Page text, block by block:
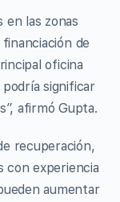
en las zonas
de
oficina
significar
afirmó Gupta.
recuperación,
con experiencia
aumentar